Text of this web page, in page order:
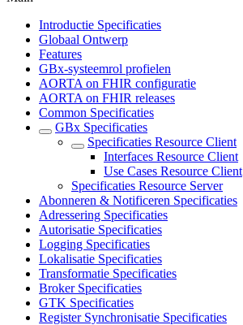
Introductie Specificaties
Globaal Ontwerp
Features
GBx-systeemrol profielen
AORTA on FHIR configuratie
AORTA on FHIR releases
Common Specificaties
GBx Specificaties
Specificaties Resource Client
Interfaces Resource Client
Use Cases Resource Client
Specificaties Resource Server
Abonneren & Notificeren Specificaties
Adressering Specificaties
Autorisatie Specificaties
Logging Specificaties
Lokalisatie Specificaties
Transformatie Specificaties
Broker Specificaties
GTK Specificaties
Register Synchronisatie Specificaties